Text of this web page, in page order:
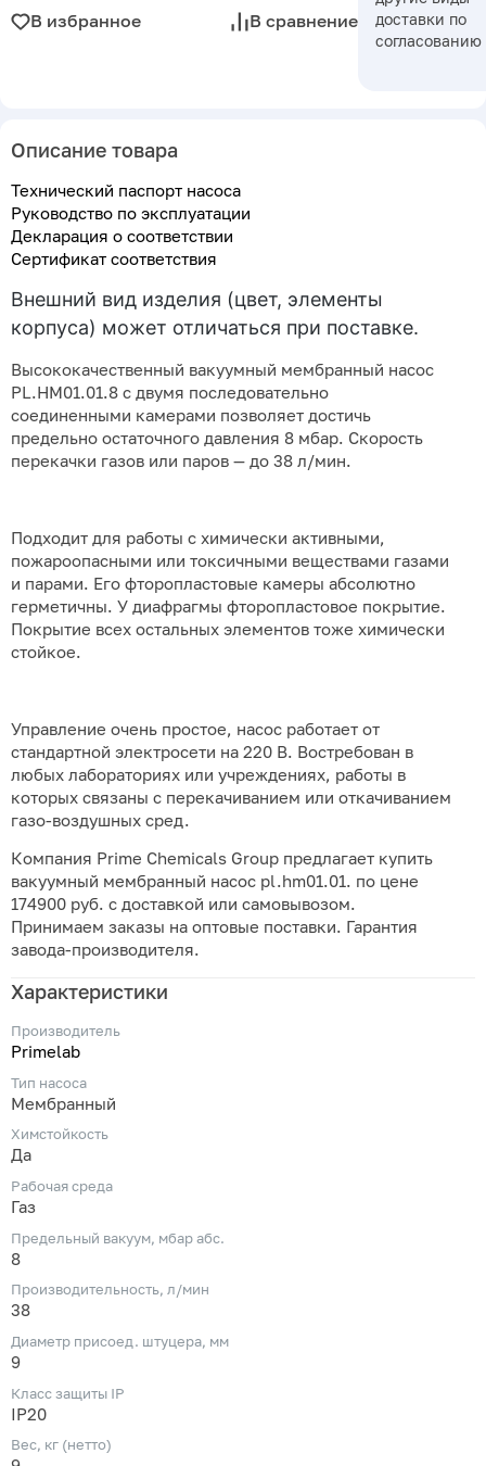
В избранное В сравнение
доставки по
согласованию
Описание товара
Технический паспорт насоса
Руководство по эксплуатации
Декларация о соответствии
Сертификат соответствия
Внешний вид изделия (цвет, элементы
корпуса) может отличаться при поставке.
Высококачественный вакуумный мембранный насос
PL.HM01.01.8 с двумя последовательно
соединенными камерами позволяет достичь
предельно остаточного давления 8 мбар. Скорость
перекачки газов или паров — до 38 л/мин.
Подходит для работы с химически активными,
пожароопасными или токсичными веществами газами
и парами. Его фторопластовые камеры абсолютно
герметичны. У диафрагмы фторопластовое покрытие.
Покрытие всех остальных элементов тоже химически
стойкое.
Управление очень простое, насос работает от
стандартной электросети на 220 В. Востребован в
любых лабораториях или учреждениях, работы в
которых связаны с перекачиванием или откачиванием
газо-воздушных сред.
Компания Prime Chemicals Group предлагает купить
вакуумный мембранный насос pl.hm01.01. по цене
174900 руб. с доставкой или самовывозом.
Принимаем заказы на оптовые поставки. Гарантия
завода-производителя.
Характеристики
Производитель
Primelab
Тип насоса
Мембранный
Химстойкость
Да
Рабочая среда
Газ
Предельный вакуум, мбар абс.
8
Производительность, л/мин
38
Диаметр присоед. штуцера, мм
9
Класс защиты IP
IP20
Вес, кг (нетто)